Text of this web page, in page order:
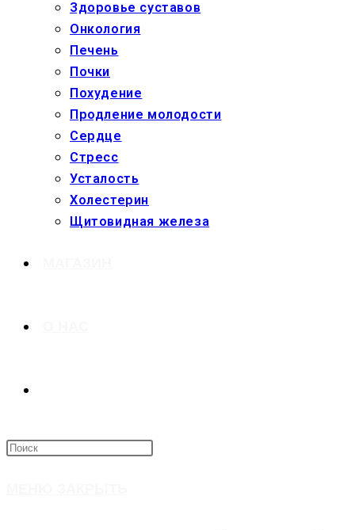
Здоровье суставов
Онкология
Печень
Почки
Похудение
Продление молодости
Сердце
Стресс
Усталость
Холестерин
Щитовидная железа
ПОИСК